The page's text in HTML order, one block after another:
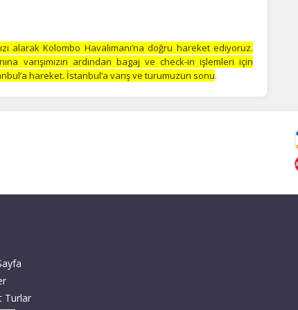
alarak Kolombo Havalimanı’na doğru hareket ediyoruz.
varışımızın ardından bagaj ve check-in işlemleri için
hareket. İstanbul’a varış ve turumuzun sonu.
Turlar